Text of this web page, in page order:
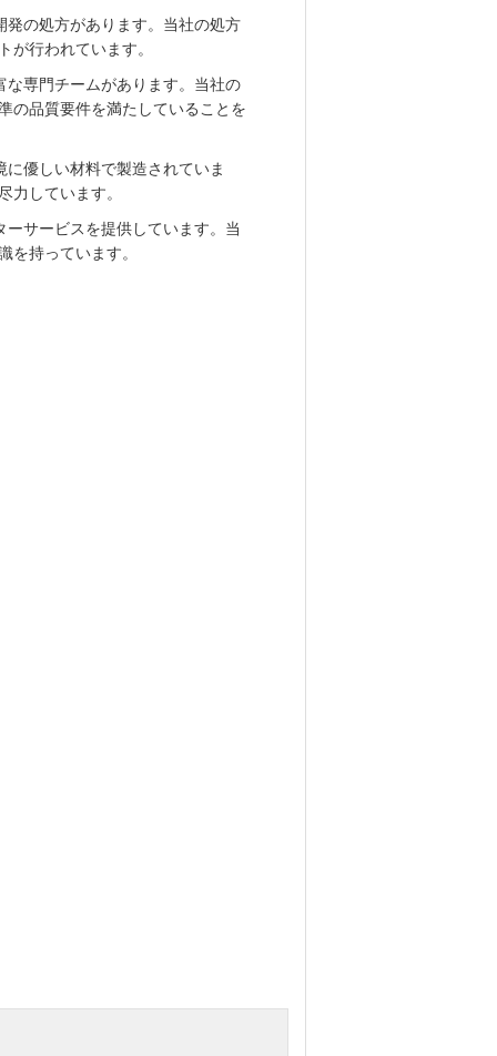
の処方があります。当社の処方
行われています。
専門チームがあります。当社の
の品質要件を満たしていることを
優しい材料で製造されていま
力しています。
サービスを提供しています。当
を持っています。